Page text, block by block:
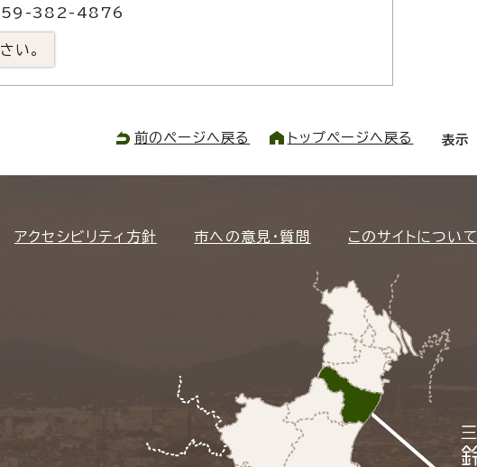
059-382-4876
い。
前のページへ戻る トップページへ戻る 表示
アクセシビリティ方針 市への意見・質問 このサイトについて